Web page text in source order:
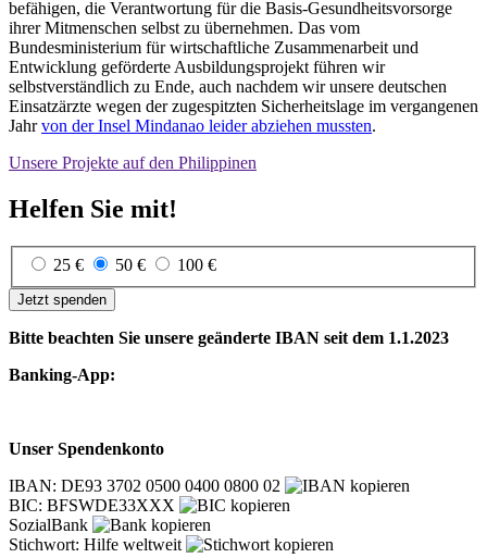
befähigen, die Verantwortung für die Basis-Gesundheitsvorsorge
ihrer Mitmenschen selbst zu übernehmen. Das vom
Bundesministerium für wirtschaftliche Zusammenarbeit und
Entwicklung geförderte Ausbildungsprojekt führen wir
selbstverständlich zu Ende, auch nachdem wir unsere deutschen
Einsatzärzte wegen der zugespitzten Sicherheitslage im vergangenen
Jahrvon der Insel Mindanao leider abziehen mussten.
Unsere Projekte auf den Philippinen
Helfen Sie mit!
25 € 50 € 100 €
Jetzt spenden
Bitte beachten Sie unsere geänderte IBAN seit dem 1.1.2023
Banking-App:
Unser Spendenkonto
IBAN: DE93 3702 0500 0400 0800 02
BIC: BFSWDE33XXX
SozialBank
Stichwort: Hilfe weltweit